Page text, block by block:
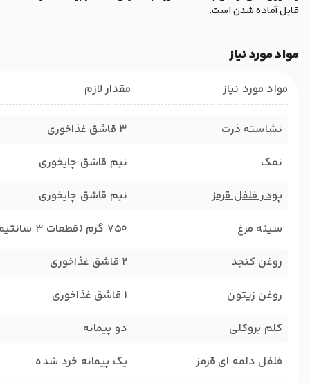
قابل آماده شدن است.
مواد مورد نیاز
مواد مورد نیاز مقدار لازم
نشاسته ذرت
3 قاشق غذاخوری
نمک
نیم قاشق چایخوری
پودر فلفل قرمز
نیم قاشق چایخوری
سینه مرغ
750 گرم (قطعات 3 سانتیمتری)
روغن کنجد
2 قاشق غذاخوری
روغن زیتون
1 قاشق غذاخوری
کلم بروکلی
دو پیمانه
فلفل دلمه ای قرمز
یک پیمانه خرد شده